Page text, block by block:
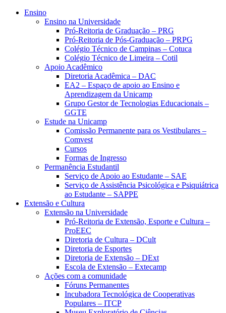
Ensino
Ensino na Universidade
Pró-Reitoria de Graduação – PRG
Pró-Reitoria de Pós-Graduação – PRPG
Colégio Técnico de Campinas – Cotuca
Colégio Técnico de Limeira – Cotil
Apoio Acadêmico
Diretoria Acadêmica – DAC
EA2 – Espaço de apoio ao Ensino e
Aprendizagem da Unicamp
Grupo Gestor de Tecnologias Educacionais –
GGTE
Estude na Unicamp
Comissão Permanente para os Vestibulares –
Comvest
Cursos
Formas de Ingresso
Permanência Estudantil
Serviço de Apoio ao Estudante – SAE
Serviço de Assistência Psicológica e Psiquiátrica
ao Estudante – SAPPE
Extensão e Cultura
Extensão na Universidade
Pró-Reitoria de Extensão, Esporte e Cultura –
ProEEC
Diretoria de Cultura – DCult
Diretoria de Esportes
Diretoria de Extensão – DExt
Escola de Extensão – Extecamp
Ações com a comunidade
Fóruns Permanentes
Incubadora Tecnológica de Cooperativas
Populares – ITCP